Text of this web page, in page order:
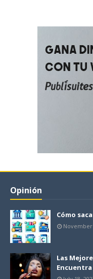
Opinión
Cómo
November
Las